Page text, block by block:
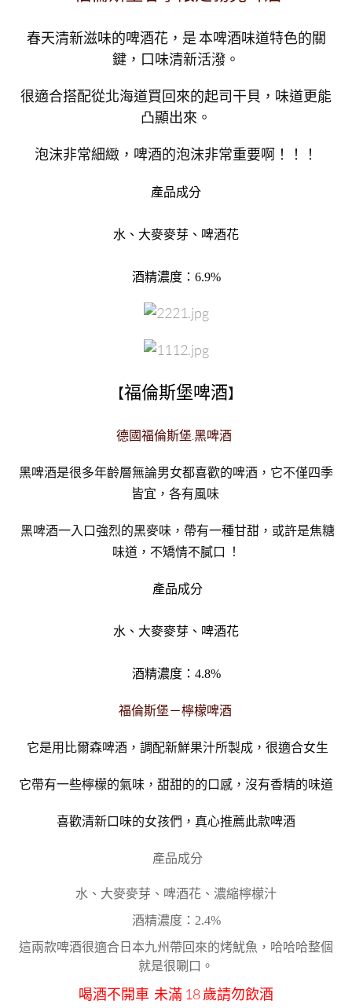
春天清新滋味的啤酒花，是 本啤酒味道特色的關
鍵，口味清新活潑。
很適合搭配從北海道買回來的起司干貝，味道更能
凸顯出來。
泡沫非常細緻，啤酒的泡沫非常重要啊！！！
產品成分
水、大麥麥芽、啤酒花
酒精濃度：6.9%
【福倫斯堡啤酒】
德國福倫斯堡.黑啤酒
黑啤酒是很多年齡層無論男女都喜歡的啤酒，它不僅四季
皆宜，各有風味
黑啤酒一入口強烈的黑麥味，帶有一種甘甜，或許是焦糖
味道，不矯情不膩口 ！
產品成分
水、大麥麥芽、啤酒花
酒精濃度：4.8%
福倫斯堡－檸檬啤酒
它是用比爾森啤酒，調配新鮮果汁所製成，很適合女生
它帶有一些檸檬的氣味，甜甜的的口感，沒有香精的味道
喜歡清新口味的女孩們，真心推薦此款啤酒
產品成分
水、大麥麥芽、啤酒花、濃縮檸檬汁
酒精濃度：2.4%
這兩款啤酒很適合日本九州帶回來的烤魷魚，哈哈哈整個
就是很唰口。
喝酒不開車 未滿 18 歲請勿飲酒